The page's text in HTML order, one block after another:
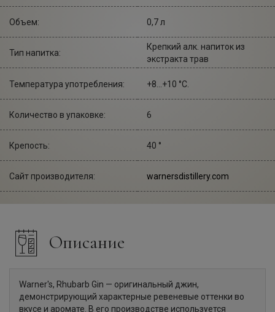
Объем: 0,7 л
Тип напитка:
Крепкий алк. напиток из
экстракта трав
Температура употребления: +8...+10 °С.
Количество в упаковке: 6
Крепость: 40 °
Сайт производителя: warnersdistillery.com
Описание
Warner's, Rhubarb Gin — оригинальный джин,
демонстрирующий характерные ревеневые оттенки во
вкусе и аромате. В его производстве используется